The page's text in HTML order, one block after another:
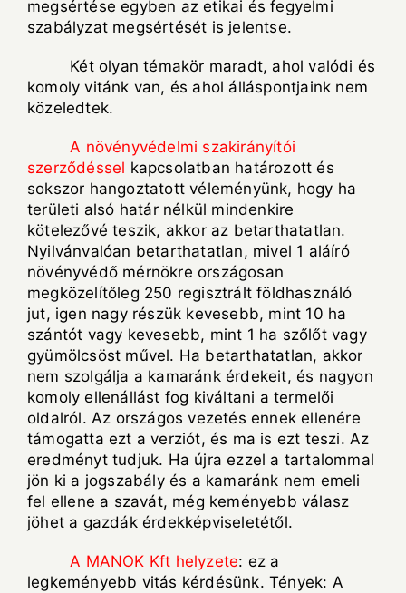
megsértése egyben az etikai és fegyelmi
szabályzat megsértését is jelentse.
Két olyan témakör maradt, ahol valódi és
komoly vitánk van, és ahol álláspontjaink nem
közeledtek.
A növényvédelmi szakirányítói
szerződéssel kapcsolatban határozott és
sokszor hangoztatott véleményünk, hogy ha
területi alsó határ nélkül mindenkire
kötelezővé teszik, akkor az betarthatatlan.
Nyilvánvalóan betarthatatlan, mivel 1 aláíró
növényvédő mérnökre országosan
megközelítőleg 250 regisztrált földhasználó
jut, igen nagy részük kevesebb, mint 10 ha
szántót vagy kevesebb, mint 1 ha szőlőt vagy
gyümölcsöst művel. Ha betarthatatlan, akkor
nem szolgálja a kamaránk érdekeit, és nagyon
komoly ellenállást fog kiváltani a termelői
oldalról. Az országos vezetés ennek ellenére
támogatta ezt a verziót, és ma is ezt teszi. Az
eredményt tudjuk. Ha újra ezzel a tartalommal
jön ki a jogszabály és a kamaránk nem emeli
fel ellene a szavát, még keményebb válasz
jöhet a gazdák érdekképviseletétől.
A MANOK Kft helyzete: ez a
legkeményebb vitás kérdésünk. Tények: A